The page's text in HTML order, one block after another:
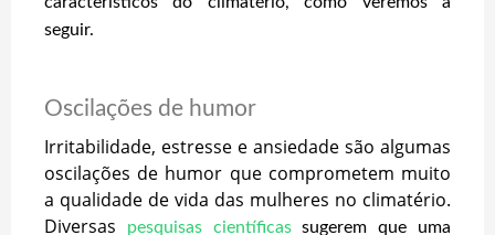
seguir.
Oscilações de humor
Irritabilidade, estresse e ansiedade são algumas
oscilações de humor que comprometem muito
a qualidade de vida das mulheres no climatério.
Diversas
pesquisas científicassugerem que uma